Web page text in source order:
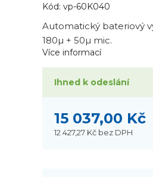
Kód: vp-60K040
Automatický bateriový
180µ + 50µ mic.
Více informací
Ihned k odeslání
15 037,00 Kč
12 427,27 Kč bez DPH